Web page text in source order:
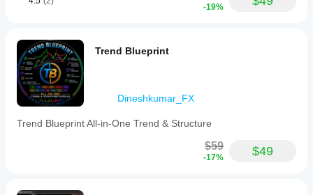
-19%
Trend Blueprint
Dineshkumar_FX
Trend Blueprint All-in-One Trend & Structure
$59
-17% $49